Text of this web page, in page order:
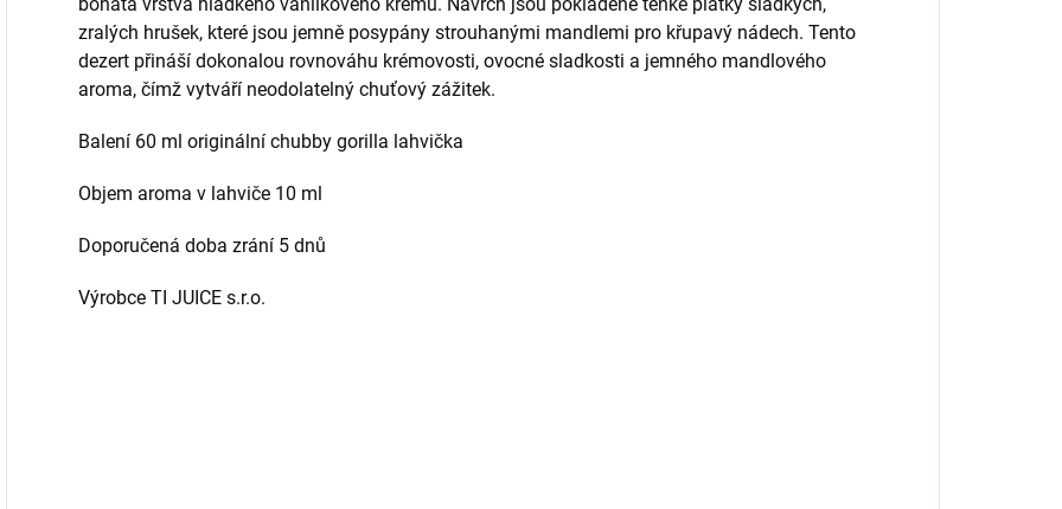
zralých hrušek, které jsou jemně posypány strouhanými mandlemi pro křupavý nádech. Tento
dezert přináší dokonalou rovnováhu krémovosti, ovocné sladkosti a jemného mandlového
aroma, čímž vytváří neodolatelný chuťový zážitek.
Balení 60 ml originální chubby gorilla lahvička
Objem aroma v lahviče 10 ml
Doporučená doba zrání 5 dnů
Výrobce TI JUICE s.r.o.